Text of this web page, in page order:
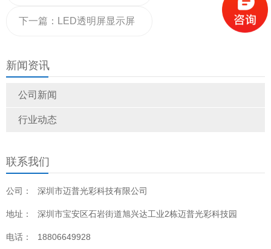
新闻资讯
公司新闻
行业动态
联系我们
公司： 深圳市迈普光彩科技有限公司
地址： 深圳市宝安区石岩街道旭兴达工业2栋迈普光彩科技园
电话： 18806649928
功签订新疆喀什户外P2.5全
下一篇： LED透明屏显示屏